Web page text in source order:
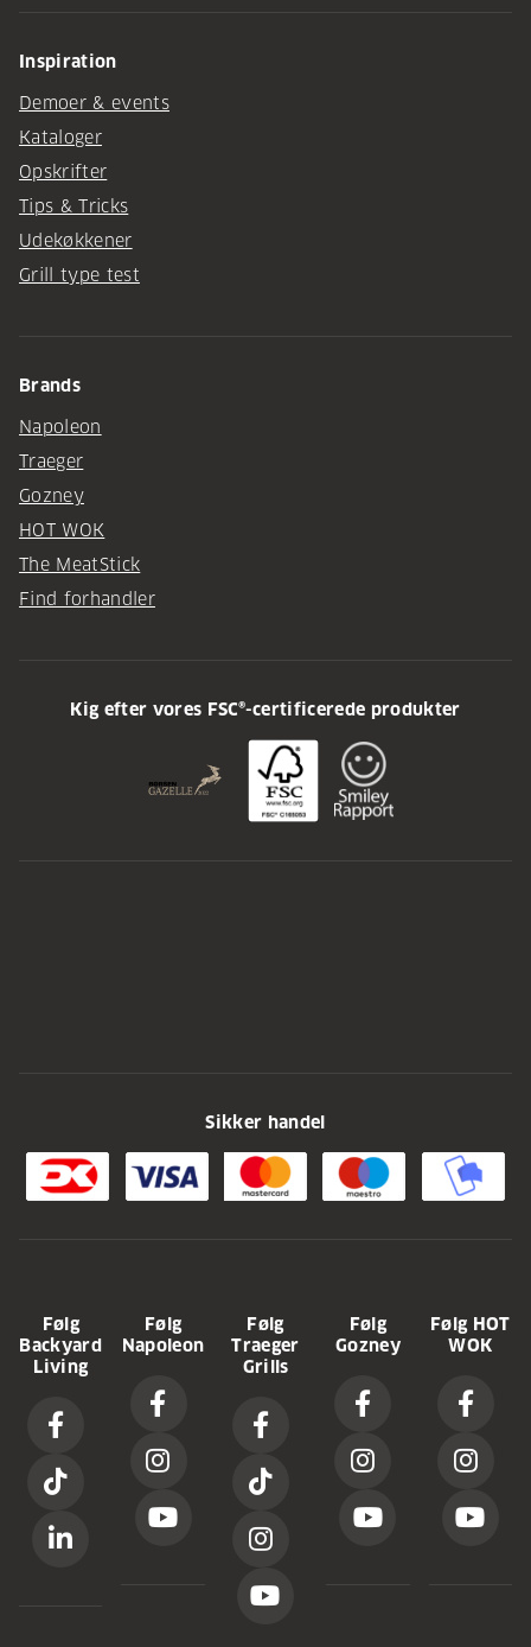
Inspiration
Demoer & events
Kataloger
Opskrifter
Tips & Tricks
Udekøkkener
Grill type test
Brands
Napoleon
Traeger
Gozney
HOT WOK
The MeatStick
Find forhandler
Kig efter vores FSC®-certificerede produkter
Sikker handel
Følg
Backyard
Living
Følg
Napoleon
Følg
Traeger
Grills
Følg
Gozney
Følg HOT
WOK